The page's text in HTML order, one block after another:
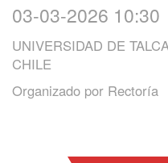
03-03-2026 10:30
UNIVERSIDAD DE
CHILE
Organizado por Rectoría